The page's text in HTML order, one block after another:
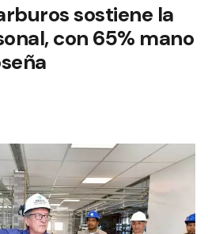
sostiene la
con 65% mano